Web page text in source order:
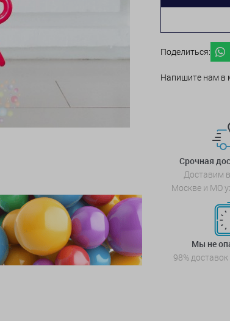
Поделиться:
Напишите нам в
Срочная
Доставим
Москве и МО
Мы не
98%